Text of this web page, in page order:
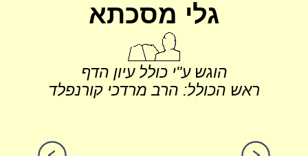
גלי מסכתא
הוגש ע"י כולל עיון הדף
ראש הכולל: הרב מרדכי קורנפלד